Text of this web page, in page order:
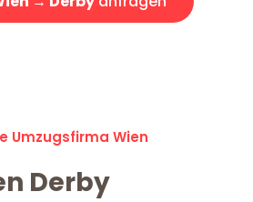
Umzugsfirma Wien
Derby